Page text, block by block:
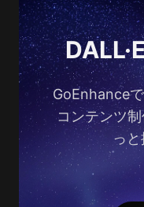
GoEnhance
コンテンツ
っと